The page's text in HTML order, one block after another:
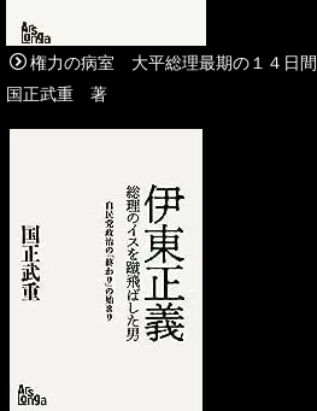
権力の病室 大平総理最期の１４日間
国正武重 著